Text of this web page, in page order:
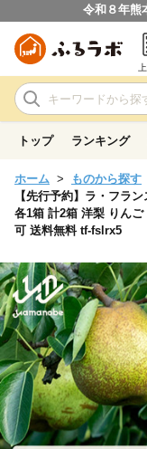
令和８年熊
トップ ランキング
ホーム ものから探す
【先行予約】ラ・フラ
各1箱 計2箱 洋梨 りん
可 送料無料 tf-fslrx5